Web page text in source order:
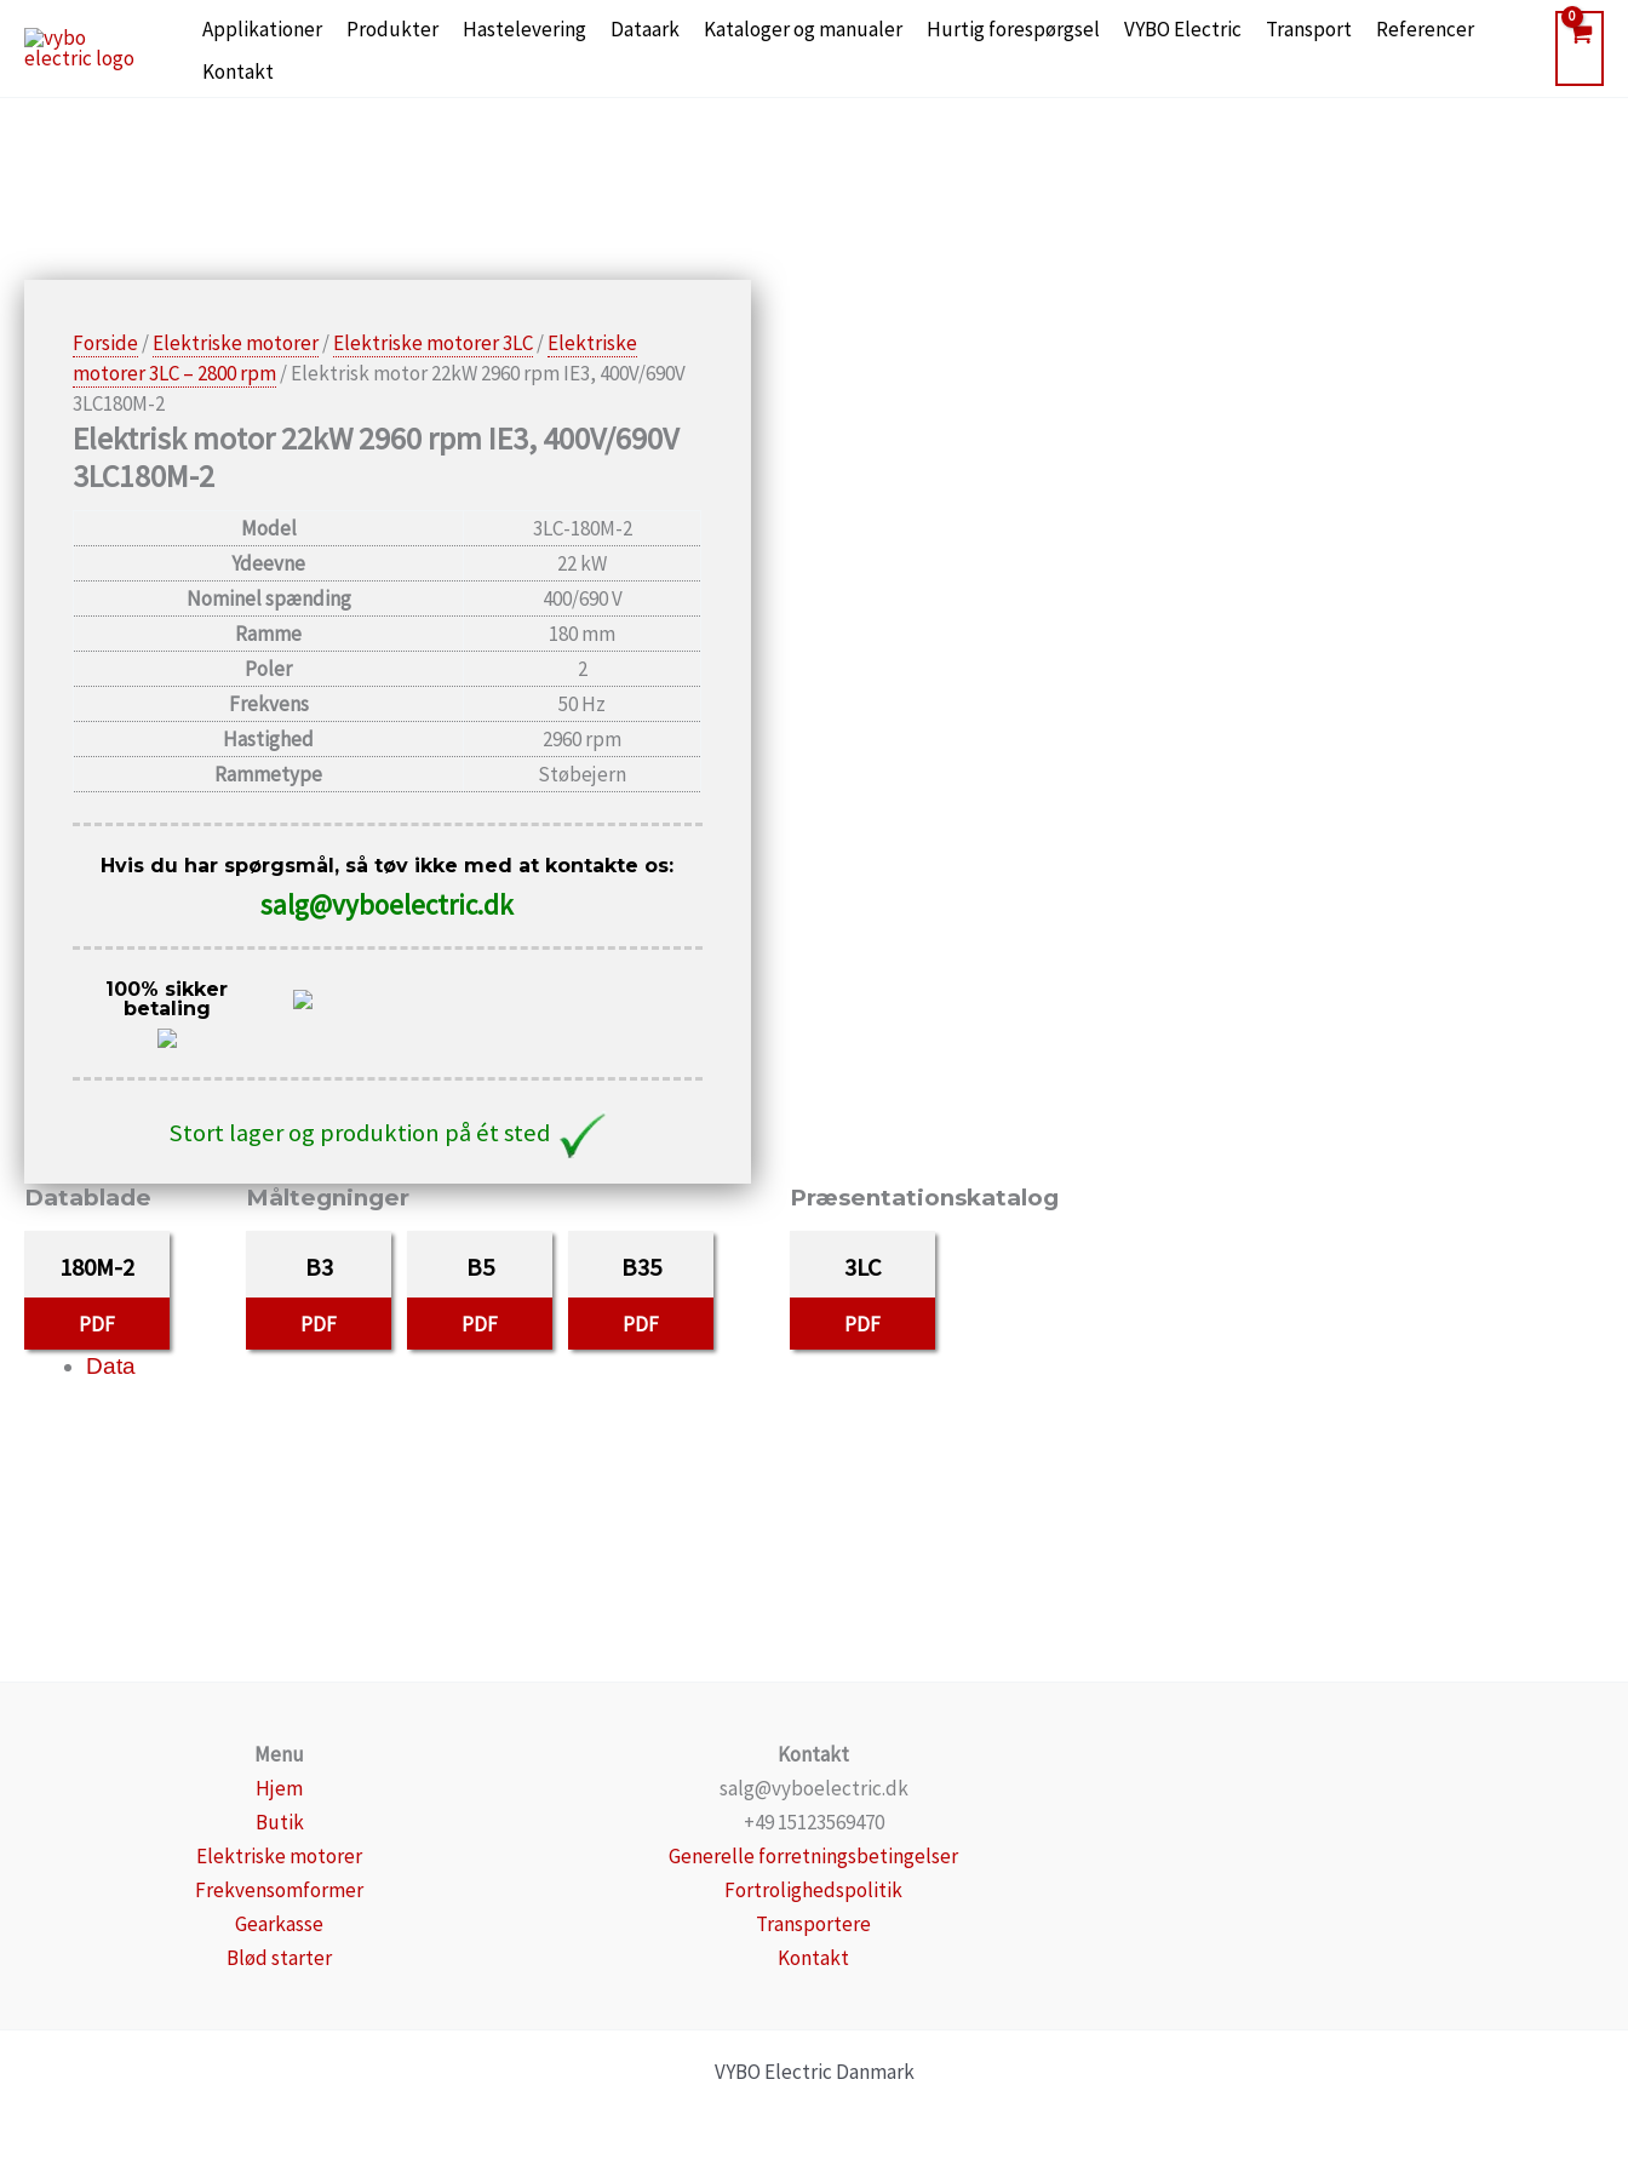
Applikationer Produkter Hastelevering Dataark Kataloger og manualer Hurtig forespørgsel VYBO Electric Transport
Referencer
Kontakt
Forside/Elektriske motorer/Elektriske motorer 3LC/Elektriske
motorer 3LC – 2800 rpm/ Elektrisk motor 22kW 2960 rpm IE3, 400V/690V
3LC180M-2
Elektrisk motor 22kW 2960 rpm IE3, 400V/690V
3LC180M-2
Model
3LC-180M-2
Ydeevne
22 kW
Nominel spænding
400/690 V
Ramme
180 mm
Poler
2
Frekvens
50 Hz
Hastighed
2960 rpm
Rammetype
Støbejern
Hvis du har spørgsmål, så tøv ikke med at kontakte os:
salg@vyboelectric.dk
100% sikker
betaling
Stort lager og produktion på ét sted
Datablade
180M-2
PDF
Måltegninger
B3
PDF
B5
PDF
B35
PDF
Præsentationskatalog
3LC
PDF
Data
Menu
Hjem
Butik
Elektriske motorer
Frekvensomformer
Gearkasse
Blød starter
Kontakt
salg@vyboelectric.dk
+49 15123569470
Generelle forretningsbetingelser
Fortrolighedspolitik
Transportere
Kontakt
VYBO Electric Danmark